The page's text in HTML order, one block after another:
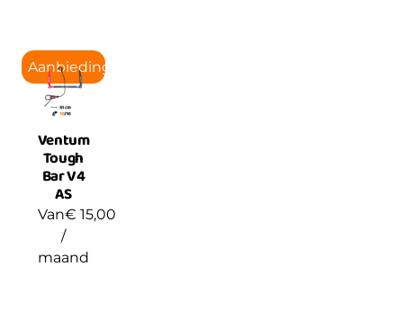
Aanbieding!
Ventum
Tough
Bar V4
AS
Van€ 15,00
/
maand